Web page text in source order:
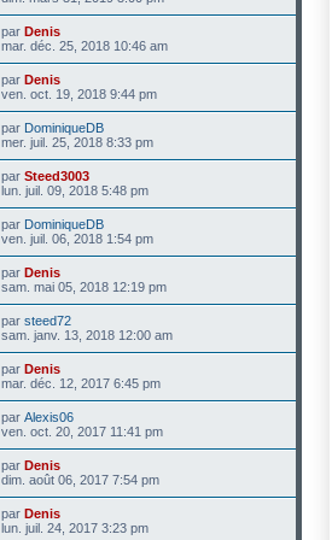
par Denis
mar. déc. 25, 2018 10:46 am
par Denis
ven. oct. 19, 2018 9:44 pm
par DominiqueDB
mer. juil. 25, 2018 8:33 pm
par Steed3003
lun. juil. 09, 2018 5:48 pm
par DominiqueDB
ven. juil. 06, 2018 1:54 pm
par Denis
sam. mai 05, 2018 12:19 pm
par steed72
sam. janv. 13, 2018 12:00 am
par Denis
mar. déc. 12, 2017 6:45 pm
par Alexis06
ven. oct. 20, 2017 11:41 pm
par Denis
dim. août 06, 2017 7:54 pm
par Denis
lun. juil. 24, 2017 3:23 pm